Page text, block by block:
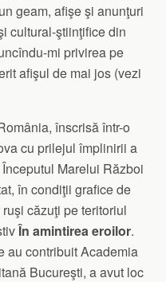
geam, afişe şi anunţuri
cultural-ştiinţifice din
mi privirea pe
afişul de mai jos (vezi
înscrisă într-o
cu prilejul împlinirii a
Marelui Război
în condiţii grafice de
căzuţi pe teritoriul
În amintirea eroilor.
au contribuit Academia
Bucureşti, a avut loc